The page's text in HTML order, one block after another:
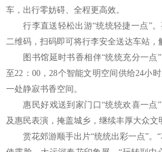
车，出行零妨碍、全程更高效。
行李直送轻松出游“统统轻捷一点”。
二维码，扫码即可将行李安全送达车站，
图书馆延时书香相伴“统统充分一点”
至22：00，28个智能文明空间供给24小
一处静寂书香空间。
惠民好戏送到家门口“统统欢喜一点”
及惠民表演，掩盖城乡，继续丰厚大众文
赏花郊游顺手出片“统统出彩一点”。“